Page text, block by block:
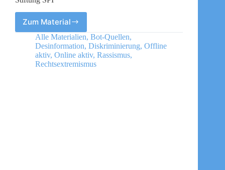
Zum Material
Stiftung
SPI
Alle Materialien, Bot-Quellen,
Desinformation, Diskriminierung, Offline
aktiv, Online aktiv, Rassismus,
Rechtsextremismus